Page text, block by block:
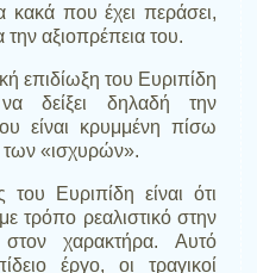
κακά που έχει περάσει,
την αξιοπρέπεια του.
επιδίωξη του Ευριπίδη
δείξει δηλαδή την
είναι κρυμμένη πίσω
των «ισχυρών».
του Ευριπίδη είναι ότι
τρόπο ρεαλιστικό στην
χαρακτήρα. Αυτό
έργο, οι τραγικοί